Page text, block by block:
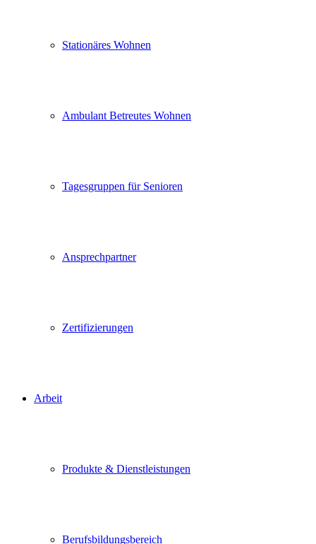
Stationäres Wohnen
Ambulant Betreutes Wohnen
Tagesgruppen für Senioren
Ansprechpartner
Zertifizierungen
Arbeit
Produkte & Dienstleistungen
Berufsbildungsbereich